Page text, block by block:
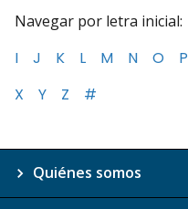
Navegar por letra inicial:
I
J K L M N O P
X
Y Z #
Quiénes somos